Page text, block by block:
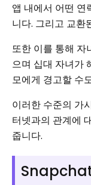
앱 내에서 어떤 연
니다. 그리고 교환
또한 이를 통해 자
으며 십대 자녀가
모에게 경고할 수
이러한 수준의 가
터넷과의 관계에
줍니다.
Snapchat